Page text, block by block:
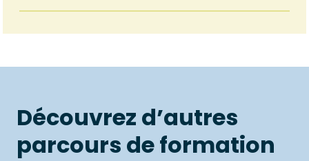
Découvrez d’autres
parcours de formation